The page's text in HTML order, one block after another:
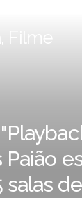
Filme
Paião
salas